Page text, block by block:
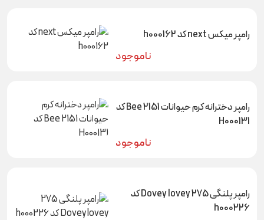
رامپر میکس next کد h000162
ناموجود
رامپر دخترانه کرم حیوانات 2151 Bee کد
H000131
ناموجود
رامپر پلنگی 275 Dovey lovey کد
h000226